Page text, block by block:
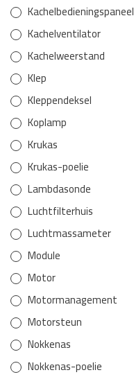
Kachelbedieningspaneel
Kachelventilator
Kachelweerstand
Klep
Kleppendeksel
Koplamp
Krukas
Krukas-poelie
Lambdasonde
Luchtfilterhuis
Luchtmassameter
Module
Motor
Motormanagement
Motorsteun
Nokkenas
Nokkenas-poelie